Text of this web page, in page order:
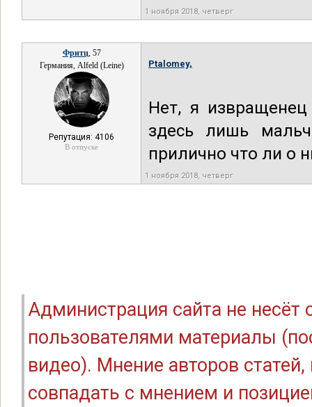
1 ноября 2018, четверг
Фритц, 57
Германия, Alfeld (Leine)
Репутация: 4106
В отпуске
Ptalomey,
Нет, я
здесь лишь
прилично что ли о
1 ноября 2018, четверг
Администрация сайта не
пользователями материалы
видео). Мнение авторов
совпадать с мнением и